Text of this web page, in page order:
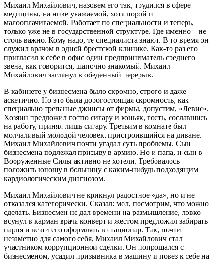
Михаил Михайлович, назовем его так, трудился в сфере
медицины, на ниве уважаемой, хотя порой и
малооплачиваемой. Работает по специальности и теперь,
только уже не в государственной структуре. Где именно – не
столь важно. Кому надо, те специалиста знают. В то время он
служил врачом в одной брестской клинике. Как-то раз его
пригласил к себе в офис один предприниматель среднего
звена, как говорится, шапочно знакомый. Михаил
Михайлович заглянул в обеденный перерыв.
В кабинете у бизнесмена было скромно, строго и даже
аскетично. Но это была дорогостоящая скромность, как
специально трепаные джинсы от фирмы, допустим, «Левис».
Хозяин предложил гостю сигару и коньяк, гость, сославшись
на работу, принял лишь сигару. Третьим в комнате был
молчаливый молодой человек, пристроившийся на диване.
Михаил Михайлович почти угадал суть проблемы. Сын
бизнесмена подлежал призыву в армию. Но и папа, и сын в
Вооруженные Силы активно не хотели. Требовалось
положить юношу в больницу с каким-нибудь подходящим
кардиологическим диагнозом.
Михаил Михайлович не крикнул радостное «да», но и не
отказался категорически. Сказал: мол, посмотрим, что можно
сделать. Бизнесмен не дал времени на размышление, ловко
всунул в карман врача конверт и жестом предложил забирать
парня и везти его оформлять в стационар. Так, почти
незаметно для самого себя, Михаил Михайлович стал
участником коррупционной сделки. Он попрощался с
бизнесменом, усадил призывника в машину и повез к себе на